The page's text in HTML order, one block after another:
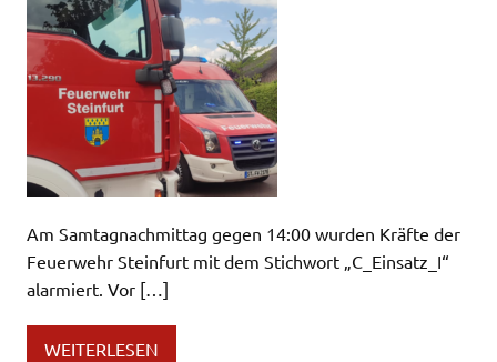
Am Samtagnachmittag gegen 14:00 wurden Kräfte der
Feuerwehr Steinfurt mit dem Stichwort „C_Einsatz_I“
alarmiert. Vor […]
WEITERLESEN